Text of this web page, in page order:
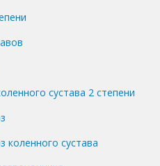
сустава 2 степени
сустава